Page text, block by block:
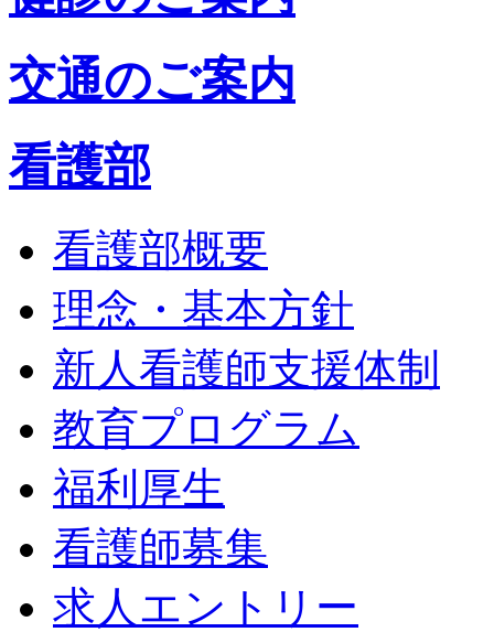
交通のご案内
看護部
看護部概要
理念・基本方針
新人看護師支援体制
教育プログラム
福利厚生
看護師募集
求人エントリー